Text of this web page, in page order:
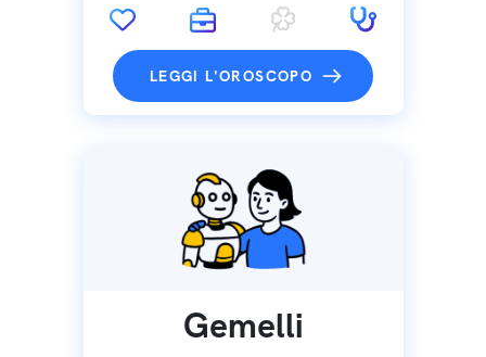
LEGGI L'OROSCOPO
Gemelli